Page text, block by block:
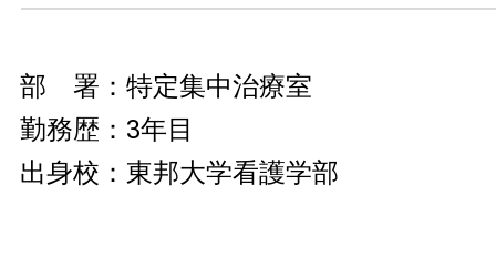
部 署：特定集中治療室
勤務歴：3年目
出身校：東邦大学看護学部